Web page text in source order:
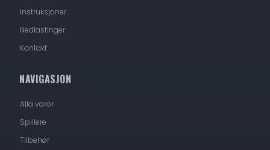
Instruksjoner
Nedlastinger
Kontakt
NAVIGASJON
Alla varor
Spillere
Tilbehør